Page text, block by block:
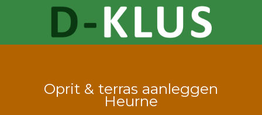
Oprit & terras aanleggen
Heurne